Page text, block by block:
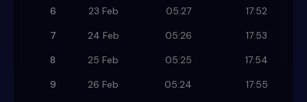
6
23 Feb 05:27
17:52
7
24 Feb 05:26
17:53
8
25 Feb 05:25
17:54
9
26 Feb 05:24
17:55